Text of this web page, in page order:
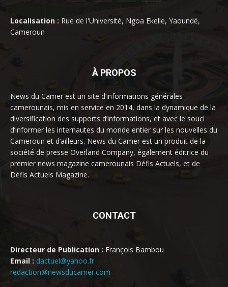
Localisation : Rue de l'Université, Ngoa Ekelle, Yaoundé,
Cameroun
À PROPOS
News du Camer est un site d’informations générales
camerounais, mis en service en 2014, dans la dynamique de la
diversification des supports d’informations, et avec le souci
d’informer les internautes du monde entier sur les nouvelles du
Cameroun et d’ailleurs. News du Camer est un produit de la
société de presse Overland Company, également éditrice du
premier news magazine camerounais Défis Actuels, et de
Défis Actuels Magazine.
CONTACT
Directeur de Publication : François Bambou
Email : dactuel@yahoo.fr
redaction@newsducamer.com